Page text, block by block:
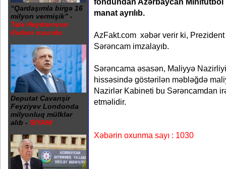
“Qardaşımla birgə 16
milyon vermişik” -
Tale Heydərovun
ifadəsi oxundu
Deputat Cavanşir
Feyziyev Londonda
milyonluq mülklər
alıb - SİYAHI
manat ayrılıb.
AzFakt.com xəbər verir ki,
Sərəncam imzalayıb.
Sərəncama əsasən, Maliyyə
hissəsində göstərilən məbləğdə
Nazirlər Kabineti bu Sərəncamdan
etməlidir.
Xəbərin oxunma sayı : 1030